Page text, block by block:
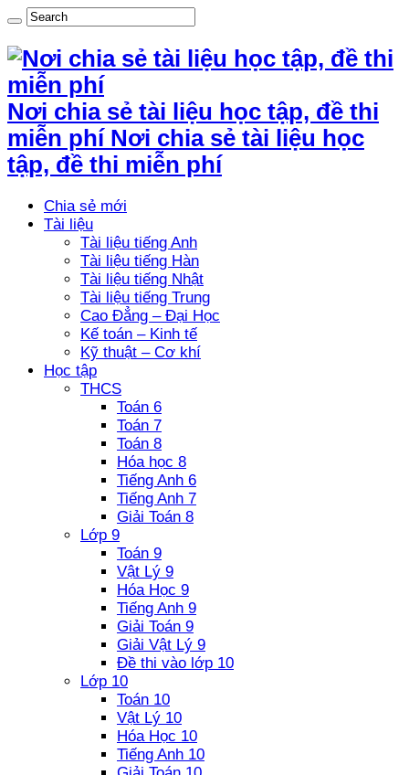
Nơi chia sẻ tài liệu học tập, đề thi
miễn phí Nơi chia sẻ tài liệu học
tập, đề thi miễn phí
Chia sẻ mới
Tài liệu
Tài liệu tiếng Anh
Tài liệu tiếng Hàn
Tài liệu tiếng Nhật
Tài liệu tiếng Trung
Cao Đẳng – Đại Học
Kế toán – Kinh tế
Kỹ thuật – Cơ khí
Học tập
THCS
Toán 6
Toán 7
Toán 8
Hóa học 8
Tiếng Anh 6
Tiếng Anh 7
Giải Toán 8
Lớp 9
Toán 9
Vật Lý 9
Hóa Học 9
Tiếng Anh 9
Giải Toán 9
Giải Vật Lý 9
Đề thi vào lớp 10
Lớp 10
Toán 10
Vật Lý 10
Hóa Học 10
Tiếng Anh 10